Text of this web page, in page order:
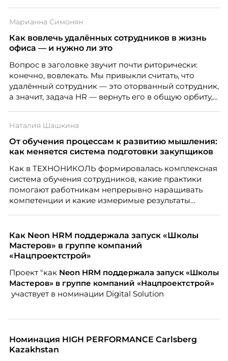
Марианна Симонян
Как вовлечь удалённых сотрудников в жизнь
офиса — и нужно ли это
Вопрос в заголовке звучит почти риторически:
конечно, вовлекать. Мы привыкли считать, что
удалённый сотрудник — это оторванный сотрудник,
а значит, задача HR — вернуть его в общую орбиту,
вовлечения, стоит остановиться на неудобном
факте: данные говорят ровно обратное тому, что
подсказывает интуиция. Автор свежего выпуска
People Analytics, приглашённый лектор НИУ ВШЭ и
МИФИ, автор книги «Дао женской карьеры».
Наталия Шашкина
От обучения процессам к развитию мышления:
как меняется система подготовки закупщиков
Как в ТЕХНОНИКОЛЬ формировалась комплексная
система обучения сотрудников, какие практики
помогают работникам непрерывно наращивать
компетенции и какие измеримые результаты
закупкам направления «Минеральная изоляция»
компании ТЕХНОНИКОЛЬ.
Как Neon HRM поддержала запуск «Школы
Мастеров» в группе компаний
«Нацпроектстрой»
Проект "какNeon HRM поддержала запуск «Школы
Мастеров» в группе компаний «Нацпроектстрой»
участвует в номинации Digital Solution
Номинация HIGH PERFORMANCE Carlsberg
Kazakhstan